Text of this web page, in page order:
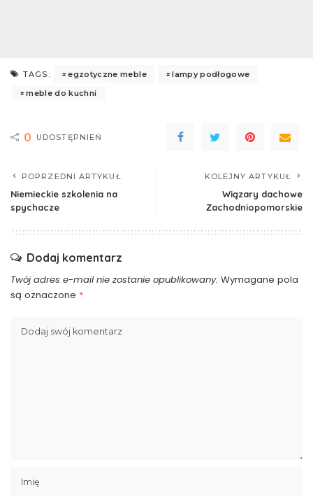
TAGS: egzotyczne meble
lampy podłogowe
meble do kuchni
0 UDOSTĘPNIEŃ
POPRZEDNI ARTYKUŁ
Niemieckie szkolenia na
spychacze
KOLEJNY ARTYKUŁ
Wiązary dachowe
Zachodniopomorskie
Dodaj komentarz
Twój adres e-mail nie zostanie opublikowany. Wymagane pola
są oznaczone *